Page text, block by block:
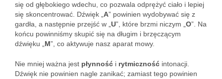
się od głębokiego wdechu, co pozwala odprężyć ciało i lepiej
się skoncentrować. Dźwięk „ A” powinien wydobywać się z
gardła, a następnie przejść w „ U”, które brzmi niczym „ O”. Na
końcu powinniśmy skupić się na długim i brzęczącym
dźwięku „ M”, co aktywuje nasz aparat mowy.
Nie mniej ważna jest płynność i rytmiczność intonacji.
Dźwięk nie powinien nagle zanikać; zamiast tego powinien